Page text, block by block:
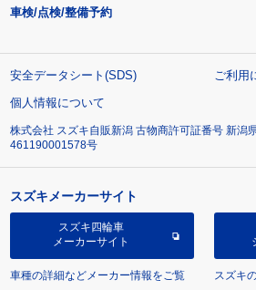
車検/点検/整備予約
安全データシート(SDS)
ご利用
個人情報について
株式会社 スズキ自販新潟 古物商許可証番号 新潟
461190001578号
スズキメーカーサイト
スズキ四輪車
メーカーサイト
車種の詳細などメーカー情報をご覧
スズキ